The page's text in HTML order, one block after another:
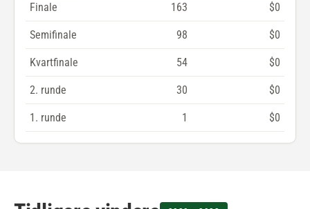
Finale 163 $0
Semifinale 98 $0
Kvartfinale 54 $0
2. runde 30 $0
1. runde 1 $0